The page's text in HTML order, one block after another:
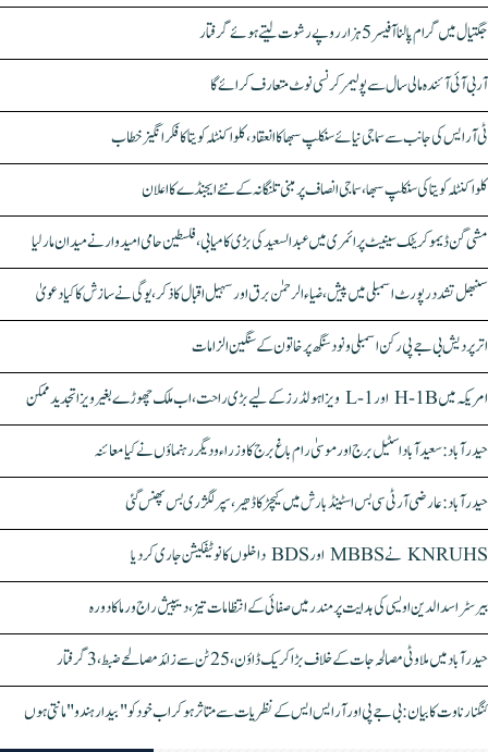
جگتیال میں گرام پالنا آفیسر 5 ہزار روپے رشوت لیتے ہوئے گرفتار
آر بی آئی آئندہ مالی سال سے پولیمر کرنسی نوٹ متعارف کرائے گا
ٹی آر ایس کی جانب سے سماجی نیائے سنکلپ سبھا کا انعقاد، کلواکنٹلہ کویتا کا فکر انگیز خطاب
کلواکنٹلہ کویتا کی سنکلپ سبھا، سماجی انصاف پر مبنی تلنگانہ کے نئے ایجنڈے کا اعلان
مشی گن ڈیموکریٹک سینیٹ پرائمری میں عبدالسعید کی بڑی کامیابی، فلسطین حامی امیدوار نے میدان مار لیا
سنبھل تشدد رپورٹ اسمبلی میں پیش، ضیاء الرحمٰن برق اور سہیل اقبال کا ذکر، یوگی نے سازش کا کیا دعویٰ
اتر پردیش بی جے پی رکن اسمبلی ونود سنگھ پر خاتون کے سنگین الزامات
امریکہ میں H-1B اور L-1 ویزا ہولڈرز کے لیے بڑی راحت، اب ملک چھوڑے بغیر ویزا تجدید ممکن
حیدرآباد: سعیدآباد اسٹیل برج اور موسیٰ رام باغ برج کا وزراء و دیگر رہنماؤں نے کیا معائنہ
حیدرآباد: عارضی آر ٹی سی بس اسٹینڈ بارش میں کیچڑ کا ڈھیر، سپر لگژری بس پھنس گئی
KNRUHS نے MBBS اور BDS داخلوں کا نوٹیفکیشن جاری کر دیا
بیرسٹر اسدالدین اویسی کی ہدایت پر مندر میں صفائی کے انتظامات تیز، دیپیش راج ورما کا دورہ
حیدرآباد میں ملاوٹی مصالحہ جات کے خلاف بڑا کریک ڈاؤن، 25 ٹن سے زائد مصالحے ضبط، 3 گرفتار
کنگنا رناوت کا بیان: بی جے پی اور آر ایس ایس کے نظریات سے متاثر ہو کر اب خود کو "بیدار ہندو" مانتی ہوں